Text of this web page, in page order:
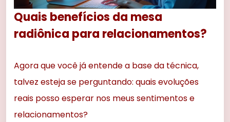
Quais benefícios da mesa
radiônica para relacionamentos?
Agora que você já entende a base da técnica,
talvez esteja se perguntando: quais evoluções
reais posso esperar nos meus sentimentos e
relacionamentos?